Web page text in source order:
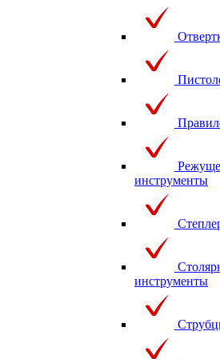
инструменты
инструменты